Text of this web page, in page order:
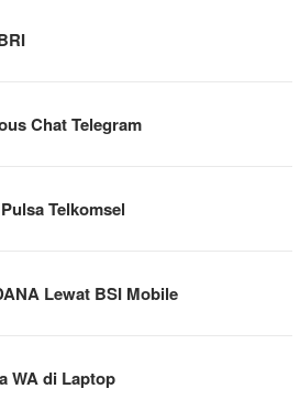
Chat Telegram
Telkomsel
Lewat BSI Mobile
WA di Laptop